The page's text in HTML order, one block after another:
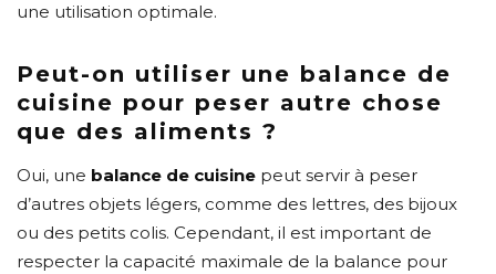
une utilisation optimale.
Peut-on utiliser une balance de
cuisine pour peser autre chose
que des aliments ?
Oui, une balance de cuisine peut servir à peser
d’autres objets légers, comme des lettres, des bijoux
ou des petits colis. Cependant, il est important de
respecter la capacité maximale de la balance pour